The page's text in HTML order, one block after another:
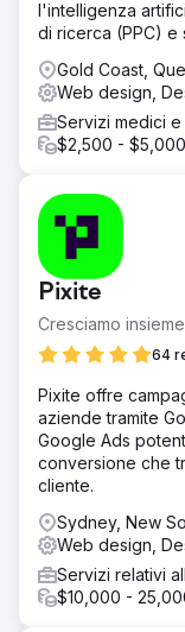
l'intelligenza
di ricerca (PPC) e
Gold Coast,
Web design,
Servizi medici e
$2,500 - $5,000
Pixite
Cresciamo insieme
64
Pixite offre
aziende tramite
Google Ads
conversione che
cliente.
Sydney, New
Web design,
Servizi relativi
$10,000 -